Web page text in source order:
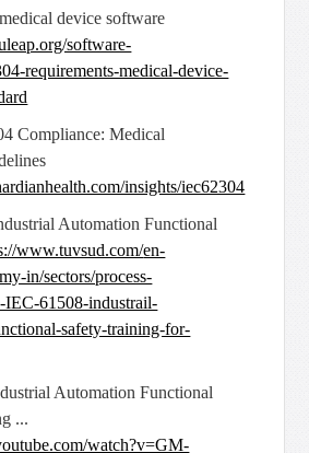
device software
software-
requirements-medical-device-
Compliance: Medical
insights/iec62304
Automation Functional
www.tuvsud.com/en-
in/sectors/process-
IEC-61508-industrail-
safety-training-for-
Automation Functional
...
watch?v=GM-